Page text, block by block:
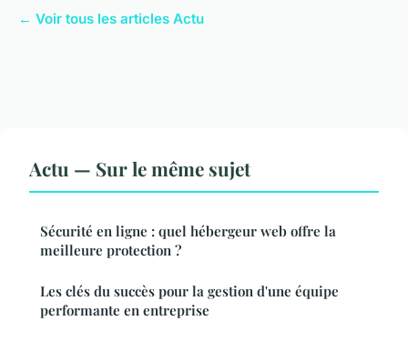
← Voir tous les articles Actu
Actu — Sur le même sujet
Sécurité en ligne : quel hébergeur web offre la
meilleure protection ?
Les clés du succès pour la gestion d'une équipe
performante en entreprise